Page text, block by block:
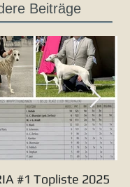
Beiträge
#1 Topliste 2025